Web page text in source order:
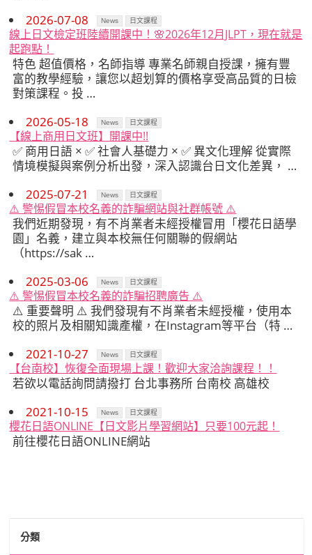
2026-07-08
News 日文課程
線上日文檢定班陸續開課中！🌸2026年12月JLPT，現在就是
起跑點！
特色 超值價格，名師指導 專業名師親自授課，擁有豐
富的教學經驗，讓您以超划算的價格享受高品質的日檢
對策課程。投 …
2026-05-18
News 日文課程
【線上商用日文班】開課中!!
✅ 商用日語 × ✅ 社會人基礎力 × ✅ 異文化理解 從實際
情境模擬與案例分析出發，深入認識台日文化差異， …
2025-07-21
News 日文課程
⚠️ 警惕假冒本校名義的詐騙網站與社群帳號 ⚠️
我們近期發現，有不肖業者未經授權冒用「櫻花日語學
園」名義，建立與本校無任何關聯的假網站
（https://sak …
2025-03-06
News 日文課程
⚠️ 警惕假冒本校名義的詐騙招聘廣告 ⚠️
⚠️ 重要聲明 ⚠️ 我們發現有不肖業者未經授權，使用本
校的照片及相關知識產權，在Instagram等平台（特 …
2021-10-27
News 日文課程
【台南校】恢復全面現場上課！歡迎大家洽詢課程！！
若欲以電話詢問請撥打 台北事務所 台南校 高雄校
2021-10-15
News 日文課程
櫻花日語ONLINE【日文影片學習網站】只要100元起！
前往櫻花日語ONLINE網站
分類